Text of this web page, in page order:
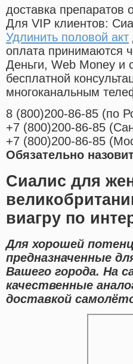
доставка препаратов
Для VIP клиентов:
Удлинить половой акт
оплата принимаются
Деньги, Web Money и
бесплатной
многоканальным
8 (800)200-86-85 (по
+7 (800)200-86-85 (
+7 (800)200-86-85 (
Обязательно
Сиалис для
виагру по
Для хорошей
предназначенные
Вашего города. На
качественные
доставкой